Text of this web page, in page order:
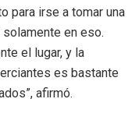
para irse a tomar una
en eso.
el lugar, y la
es bastante
afirmó.